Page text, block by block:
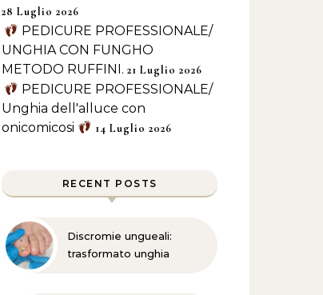
28 Luglio 2026
PEDICURE PROFESSIONALE/
UNGHIA CON FUNGHO
METODO RUFFINI. 21 Luglio 2026
PEDICURE PROFESSIONALE/
Unghia dell'alluce con
onicomicosi
14 Luglio 2026
RECENT POSTS
Discromie ungueali:
trasformato unghia